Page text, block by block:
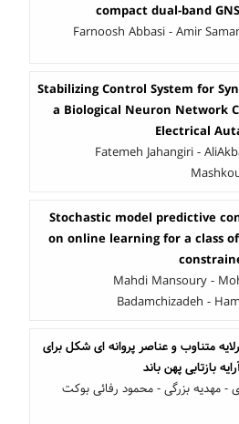
compact dual-band
Farnoosh Abbasi - Amir
Stabilizing Control System for
a Biological Neuron Network
Electrical
Fatemeh Jahangiri -
Stochastic model predictive
on online learning for a class
Mahdi Mansoury -
Badamchizadeh -
متناوب و عناصر پروانه ای شکل برای
بازتابی پهن باند
مهدیه بزرگی - محمود رفائی بوکت